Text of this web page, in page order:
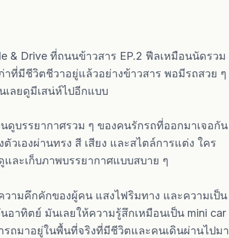
& Drive ที่ถนนข้าวสาร EP.2 ฟีลเหมือนนัดรวม
ที่มีชีวิตชีวาอยู่แล้วอย่างข้าวสาร พอมีรถสวย ๆ
เลยดูมีเสน่ห์ไปอีกแบบ
ดูบรรยากาศรวม ๆ ของคนรักรถที่ออกมาเจอกัน
เองผ่านทรง สี เสียง และสไตล์การแต่ง ใคร
ละเก็บภาพบรรยากาศแบบสบาย ๆ
ามคึกคักของผู้คน แสงไฟริมทาง และความเป็น
าทิตย์ มันเลยให้ความรู้สึกเหมือนเป็น mini car
รถมาอยู่ในพื้นที่จริงที่มีชีวิตและคนเดินผ่านไปมา